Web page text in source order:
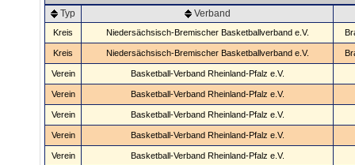
Typ
Verband
Kreis Niedersächsisch-Bremischer Basketballverband e.V.
Kreis Niedersächsisch-Bremischer Basketballverband e.V.
Verein Basketball-Verband Rheinland-Pfalz e.V.
Verein Basketball-Verband Rheinland-Pfalz e.V.
Verein Basketball-Verband Rheinland-Pfalz e.V.
Verein Basketball-Verband Rheinland-Pfalz e.V.
Verein Basketball-Verband Rheinland-Pfalz e.V.